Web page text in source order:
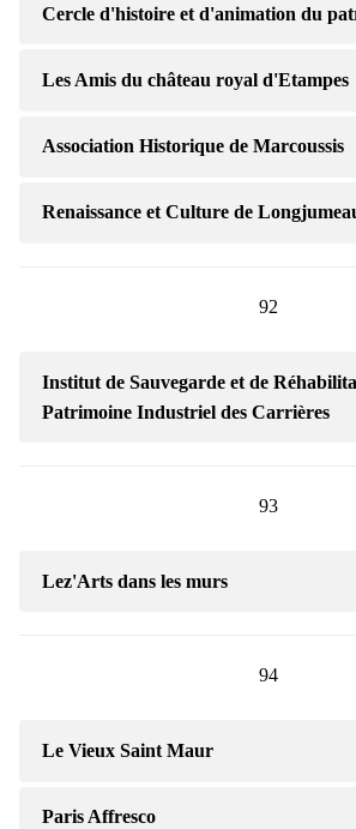
Cercle d'histoire et d'animation du
Les Amis du château royal d'Etampes
Association Historique de Marcoussis
Renaissance et Culture de
92
Institut de Sauvegarde et de
Patrimoine Industriel des Carrières
93
Lez'Arts dans les murs
94
Le Vieux Saint Maur
Paris Affresco